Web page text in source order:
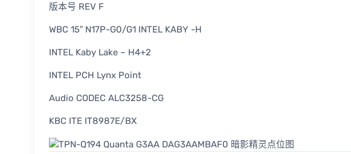
版本号 REV F
WBC 15″ N17P-G0/G1 INTEL KABY -H
INTEL Kaby Lake – H4+2
INTEL PCH Lynx Point
Audio CODEC ALC3258-CG
KBC ITE IT8987E/BX